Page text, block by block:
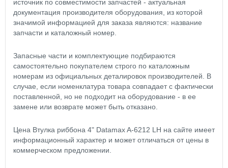
источник по совместимости запчастей - актуальная
документация производителя оборудования, из которой
значимой информацией для заказа являются: название
запчасти и каталожный номер.
Запасные части и комплектующие подбираются
самостоятельно покупателем строго по каталожным
номерам из официальных деталировок производителей. В
случае, если номенклатура товара совпадает с фактически
поставленной, но не подходит на оборудование - в ее
замене или возврате может быть отказано.
Цена Втулка риббона 4" Datamax A-6212 LH на сайте имеет
информационный характер и может отличаться от цены в
коммерческом предложении.